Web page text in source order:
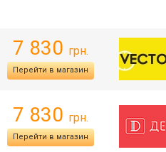
7 830 грн.
Перейти в магазин
7 830 грн.
Перейти в магазин